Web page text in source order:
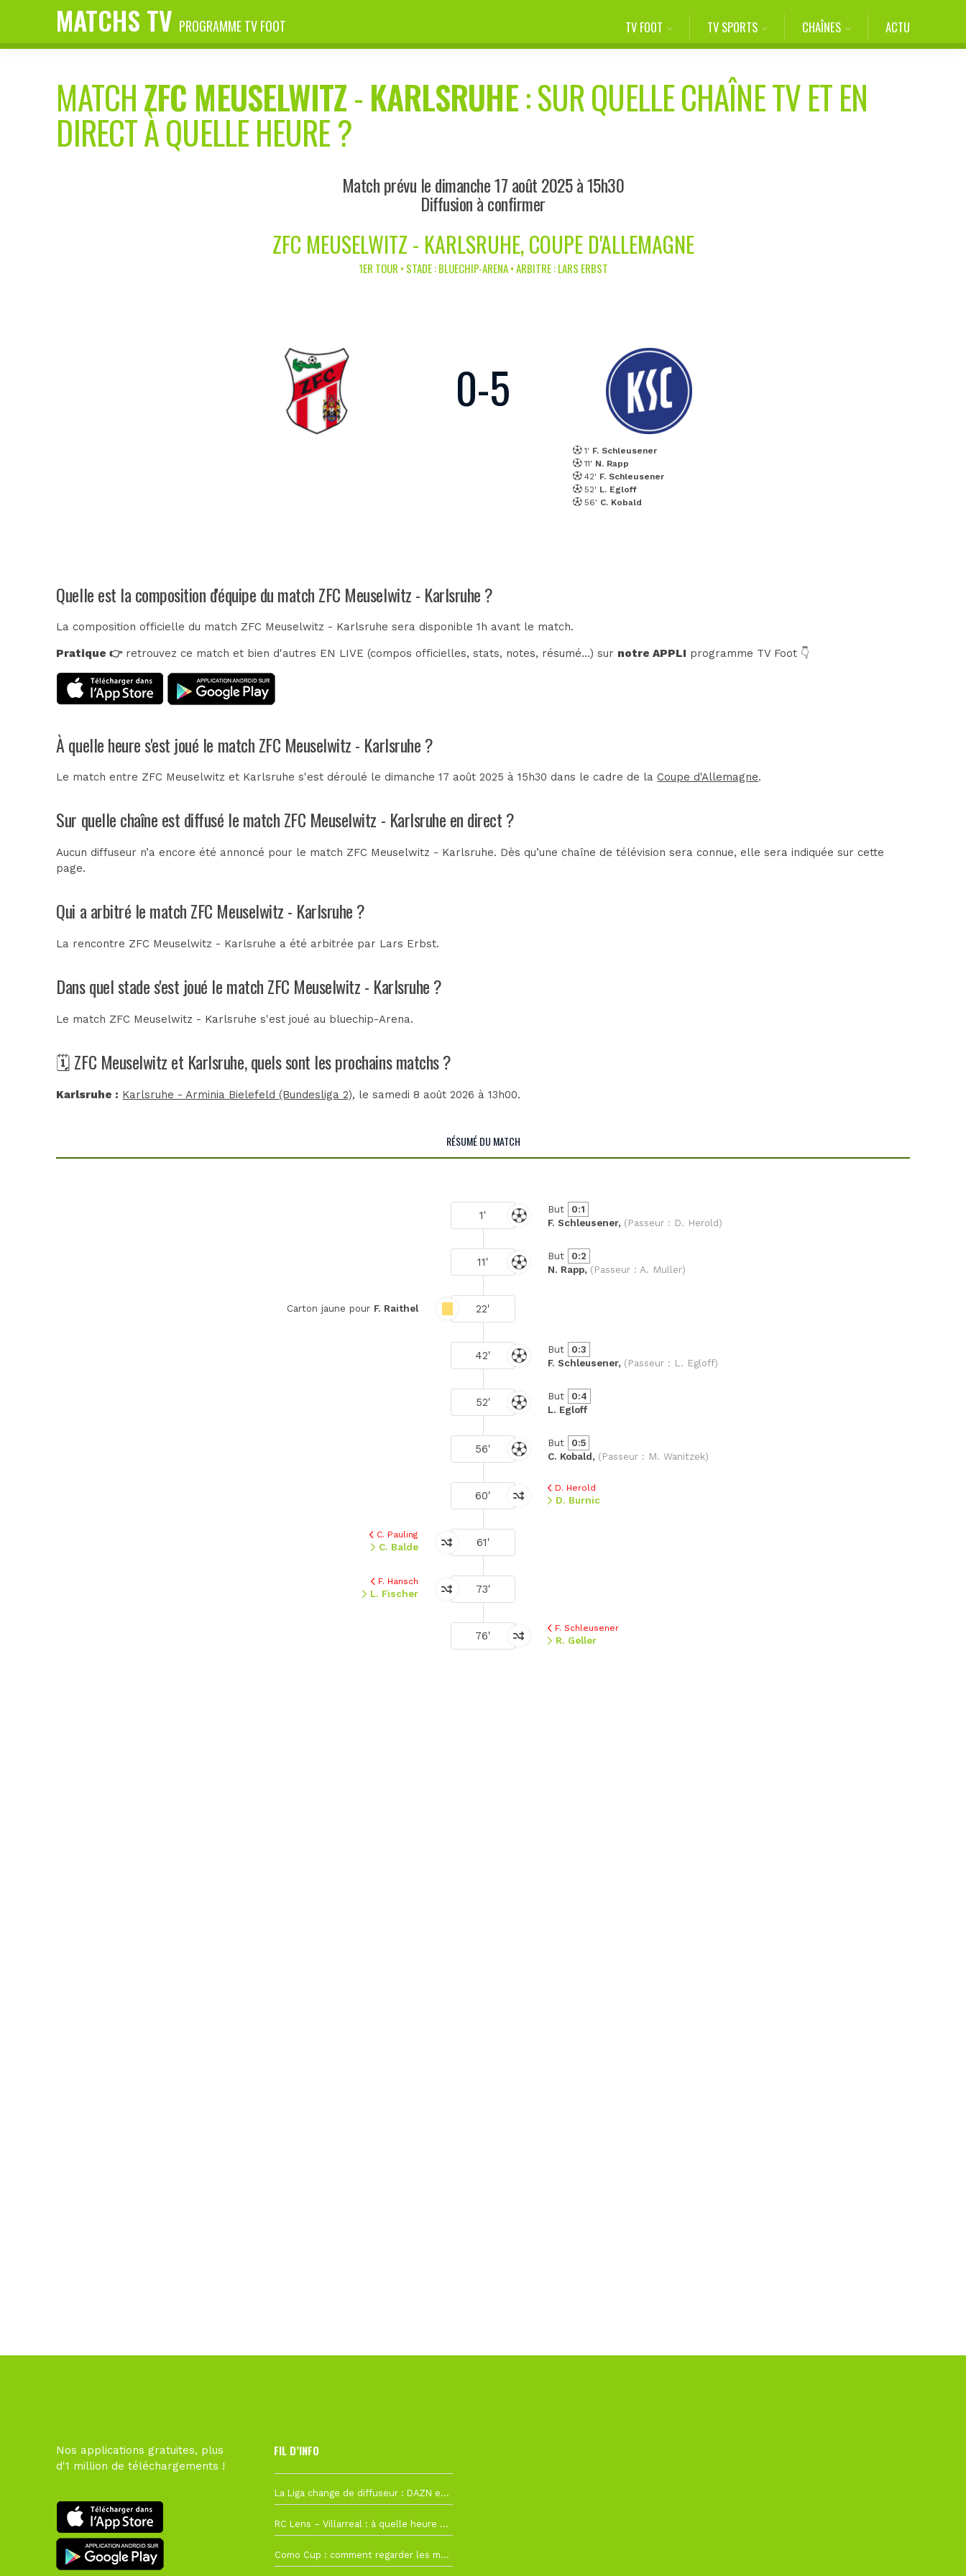
MATCHS TV PROGRAMME TV FOOT TV FOOT TV SPORTS CHAÎNES ACTU
MATCHZFC MEUSELWITZ-KARLSRUHE: SUR QUELLE CHAÎNE TV ET EN
DIRECT À QUELLE HEURE ?
Match prévu le dimanche 17 août 2025 à 15h30
Diffusion à confirmer
ZFC MEUSELWITZ - KARLSRUHE, COUPE D'ALLEMAGNE
1ER TOUR • STADE : BLUECHIP-ARENA • ARBITRE : LARS ERBST
0-5
1' F. Schleusener
11' N. Rapp
42' F. Schleusener
52' L. Egloff
56' C. Kobald
Quelle est la composition d'équipe du match ZFC Meuselwitz - Karlsruhe ?
La composition officielle du match ZFC Meuselwitz - Karlsruhe sera disponible 1h avant le match.
Pratique 👉retrouvez ce match et bien d'autres EN LIVE (compos officielles, stats, notes, résumé...) sur notre APPLI programme TV Foot 👇
À quelle heure s'est joué le match ZFC Meuselwitz - Karlsruhe ?
Le match entre ZFC Meuselwitz et Karlsruhe s'est déroulé le dimanche 17 août 2025 à 15h30 dans le cadre de laCoupe d'Allemagne.
Sur quelle chaîne est diffusé le match ZFC Meuselwitz - Karlsruhe en direct ?
Aucun diffuseur n’a encore été annoncé pour le match ZFC Meuselwitz - Karlsruhe. Dès qu’une chaîne de télévision sera connue, elle sera indiquée sur cette
page.
Qui a arbitré le match ZFC Meuselwitz - Karlsruhe ?
La rencontre ZFC Meuselwitz - Karlsruhe a été arbitrée par Lars Erbst.
Dans quel stade s'est joué le match ZFC Meuselwitz - Karlsruhe ?
Le match ZFC Meuselwitz - Karlsruhe s'est joué au bluechip-Arena.
🗓️ ZFC Meuselwitz et Karlsruhe, quels sont les prochains matchs ?
Karlsruhe : Karlsruhe - Arminia Bielefeld (Bundesliga 2), le samedi 8 août 2026 à 13h00.
RÉSUMÉ DU MATCH
1' But
0:1
F. Schleusener, (Passeur : D. Herold)
11' But
0:2
N. Rapp, (Passeur : A. Muller)
22'
Carton jaune pour F. Raithel
42' But
0:3
F. Schleusener, (Passeur : L. Egloff)
52' But
0:4
L. Egloff
56' But
0:5
C. Kobald, (Passeur : M. Wanitzek)
60'
D. Herold
D. Burnic
61'
C. Pauling
C. Balde
73'
F. Hansch
L. Fischer
76'
F. Schleusener
R. Geller
Nos applications gratuites, plus
d'1 million de téléchargements !
FIL D’INFO
La Liga change de diffuseur : DAZN et Disney+ remplacent beIN Sports !
RC Lens – Villarreal : à quelle heure et sur quelle chaîne voir la finale de la Como Cup ?
Como Cup : comment regarder les matchs du RC Lens en direct ?